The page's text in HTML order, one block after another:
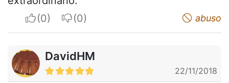
I apreciateI do not appreciate abuso
DavidHM
22/11/2018